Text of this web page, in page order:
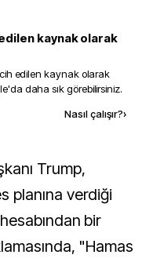
kaynak olarak
edilen kaynak olarak
daha sık görebilirsiniz.
Nasıl çalışır?›
planına verdiği
bir
"Hamas